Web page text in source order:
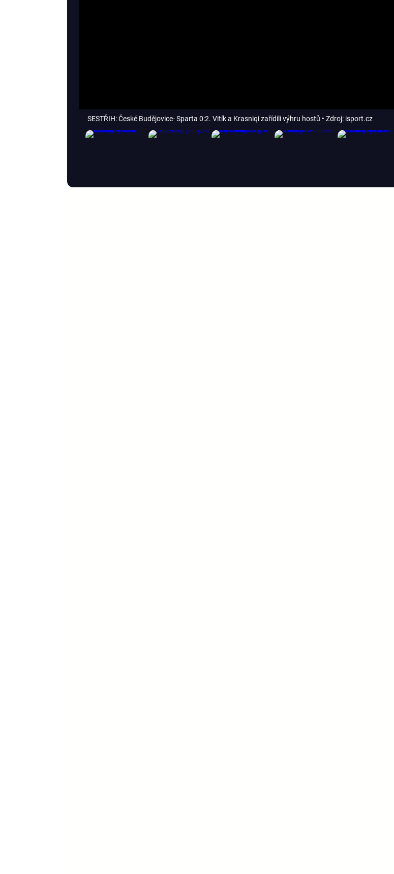
SESTŘIH: České Budějovice- Sparta 0:2. Vitík a Krasniqi zařídili výhru hostů • Zdroj: isport.cz